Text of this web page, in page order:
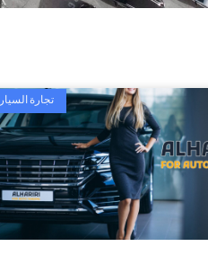
تجارة